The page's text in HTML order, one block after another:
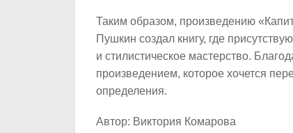
Таким образом, произведению
Пушкин создал книгу, где
и стилистическое мастерство.
произведением, которое хочется
определения.
Автор: Виктория Комарова